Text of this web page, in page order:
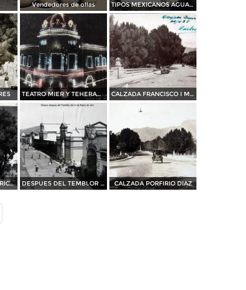
Vendedores de ollas TIPOS MEXICANOS AGUADOR en el BARRIO DE XOCHIMILCO por Hugo Brehme
TEATRO MIER Y TEHERAN 15 DE SEPTIEMBRE DE 1910 CALZADA FRANCISCO I MADERO
CARRETERA PANAMERICANA DESPUES DEL TEMBLOR DE 1931 CALZADA PORFIRIO DIAZ